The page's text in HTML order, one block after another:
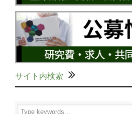
サイト内検索